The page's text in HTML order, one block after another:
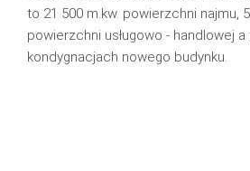
to 21 500 m.kw. powierzchni najmu,
powierzchni usługowo - handlowej
kondygnacjach nowego budynku.